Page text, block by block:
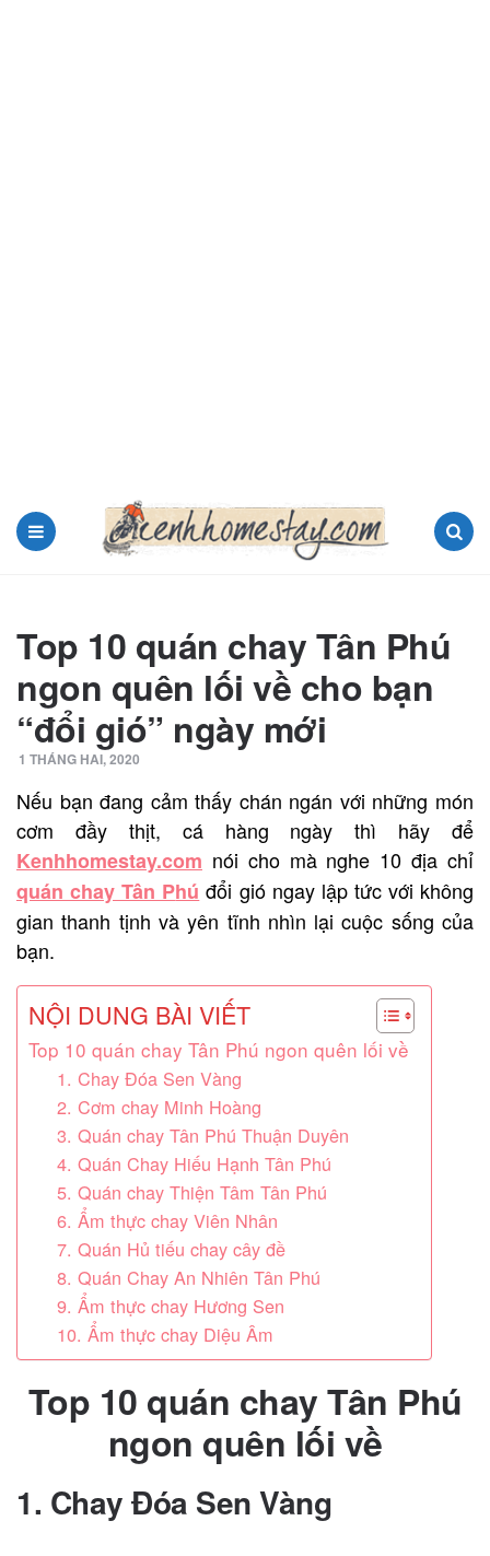
Top 10 quán chay Tân Phú
ngon quên lối về cho bạn
“đổi gió” ngày mới
1 THÁNG HAI, 2020
Nếu bạn đang cảm thấy chán ngán với những món
cơm đầy thịt, cá hàng ngày thì hãy để
Kenhhomestay.com nói cho mà nghe 10 địa chỉ
quán chay Tân Phú đổi gió ngay lập tức với không
gian thanh tịnh và yên tĩnh nhìn lại cuộc sống của
bạn.
NỘI DUNG BÀI VIẾT
Top 10 quán chay Tân Phú ngon quên lối về
1. Chay Đóa Sen Vàng
2. Cơm chay Minh Hoàng
3. Quán chay Tân Phú Thuận Duyên
4. Quán Chay Hiếu Hạnh Tân Phú
5. Quán chay Thiện Tâm Tân Phú
6. Ẩm thực chay Viên Nhân
7. Quán Hủ tiếu chay cây đề
8. Quán Chay An Nhiên Tân Phú
9. Ẩm thực chay Hương Sen
10. Ẩm thực chay Diệu Âm
Top 10 quán chay Tân Phú
ngon quên lối về
1. Chay Đóa Sen Vàng